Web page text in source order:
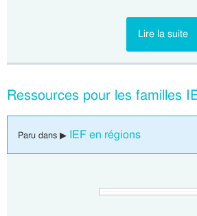
Lire la suite
Ressources pour les familles
Paru dans ▶ IEF en régions